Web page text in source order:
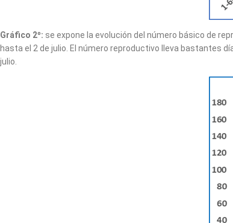
Gráfico 2º: se expone la evolución del número básico de
hasta el 2 de julio. El número reproductivo lleva bastantes
julio.